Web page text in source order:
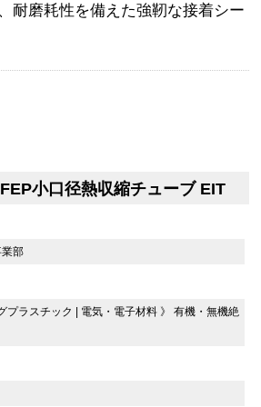
耐磨耗性を備えた強靭な接着シー
小口径熱収縮チューブ EIT
部
プラスチック | 電気・電子材料 》 有機・無機絶